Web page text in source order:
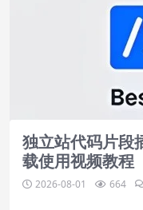
独立站代码片
载使用视频教程
2026-08-01 664